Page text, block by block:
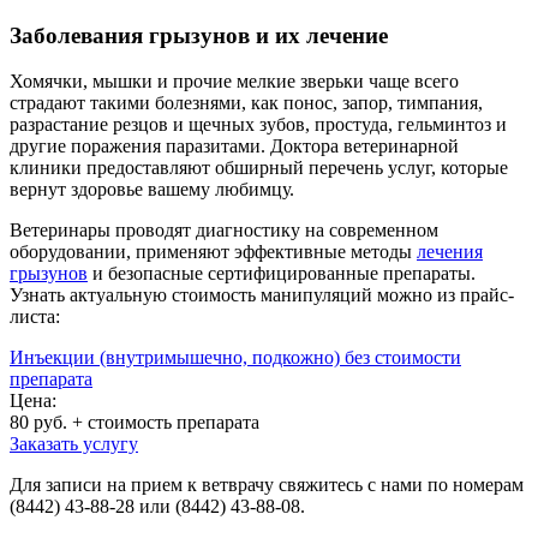
Заболевания грызунов и их лечение
Хомячки, мышки и прочие мелкие зверьки чаще всего
страдают такими болезнями, как понос, запор, тимпания,
разрастание резцов и щечных зубов, простуда, гельминтоз и
другие поражения паразитами. Доктора ветеринарной
клиники предоставляют обширный перечень услуг, которые
вернут здоровье вашему любимцу.
Ветеринары проводят диагностику на современном
оборудовании, применяют эффективные методы лечения
грызунов и безопасные сертифицированные препараты.
Узнать актуальную стоимость манипуляций можно из прайс-
листа:
Инъекции (внутримышечно, подкожно) без стоимости
препарата
Цена:
80 руб. + стоимость препарата
Заказать услугу
Для записи на прием к ветврачу свяжитесь с нами по номерам
(8442) 43-88-28 или (8442) 43-88-08.